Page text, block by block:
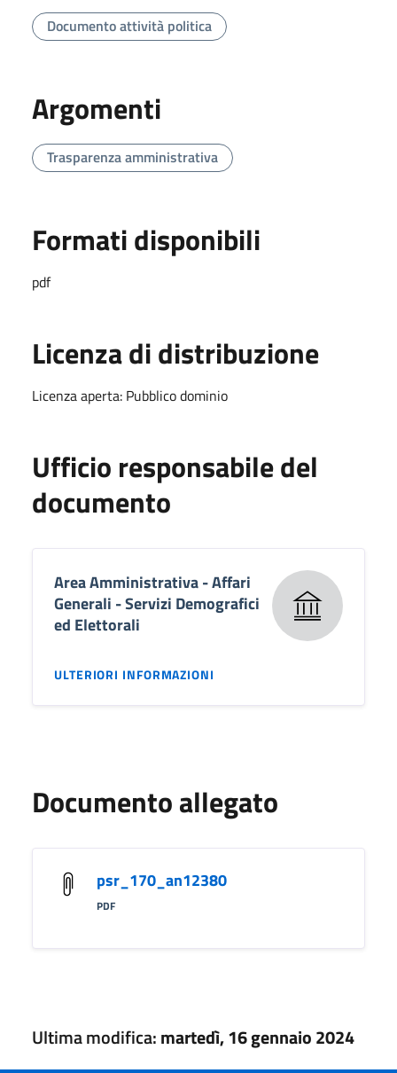
Documento attività politica
Argomenti
Trasparenza amministrativa
Formati disponibili
pdf
Licenza di distribuzione
Licenza aperta: Pubblico dominio
Ufficio responsabile del
documento
Area Amministrativa - Affari
Generali - Servizi Demografici
ed Elettorali
ULTERIORI INFORMAZIONI
Documento allegato
psr_170_an12380
PDF
Ultima modifica:martedì, 16 gennaio 2024